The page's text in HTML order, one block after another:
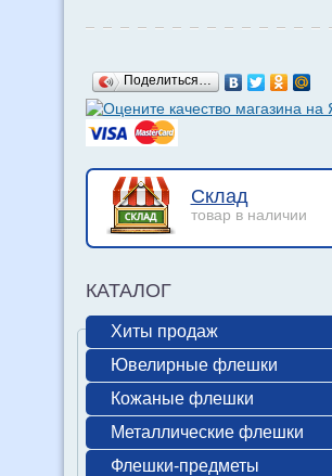
Поделиться…
Склад
товар в наличии
КАТАЛОГ
Хиты продаж
Ювелирные флешки
Кожаные флешки
Металлические флешки
Флешки-предметы